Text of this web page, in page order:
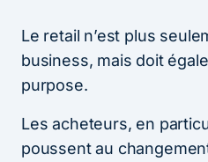
Le retail n’est plus
business, mais doit
purpose.
Les acheteurs, en
poussent au